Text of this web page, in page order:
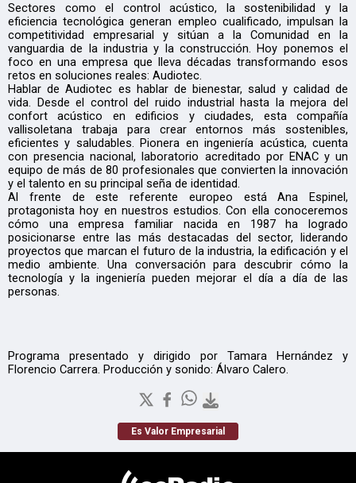
Sectores como el control acústico, la sostenibilidad y la
eficiencia tecnológica generan empleo cualificado, impulsan la
competitividad empresarial y sitúan a la Comunidad en la
vanguardia de la industria y la construcción. Hoy ponemos el
foco en una empresa que lleva décadas transformando esos
retos en soluciones reales: Audiotec.
Hablar de Audiotec es hablar de bienestar, salud y calidad de
vida. Desde el control del ruido industrial hasta la mejora del
confort acústico en edificios y ciudades, esta compañía
vallisoletana trabaja para crear entornos más sostenibles,
eficientes y saludables. Pionera en ingeniería acústica, cuenta
con presencia nacional, laboratorio acreditado por ENAC y un
equipo de más de 80 profesionales que convierten la innovación
y el talento en su principal seña de identidad.
Al frente de este referente europeo está Ana Espinel,
protagonista hoy en nuestros estudios. Con ella conoceremos
cómo una empresa familiar nacida en 1987 ha logrado
posicionarse entre las más destacadas del sector, liderando
proyectos que marcan el futuro de la industria, la edificación y el
medio ambiente. Una conversación para descubrir cómo la
tecnología y la ingeniería pueden mejorar el día a día de las
personas.
Programa presentado y dirigido por Tamara Hernández y
Florencio Carrera. Producción y sonido: Álvaro Calero.
Es Valor Empresarial